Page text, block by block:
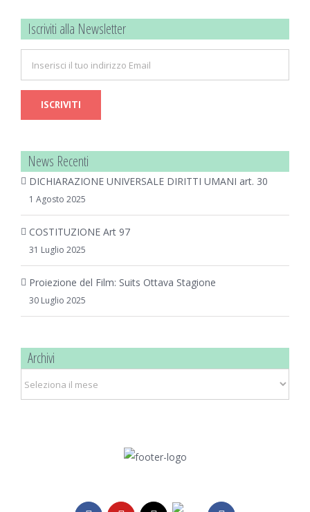
Iscriviti alla Newsletter
News Recenti
DICHIARAZIONE UNIVERSALE DIRITTI UMANI art. 30
1 Agosto 2025
COSTITUZIONE Art 97
31 Luglio 2025
Proiezione del Film: Suits Ottava Stagione
30 Luglio 2025
Archivi
Telegram